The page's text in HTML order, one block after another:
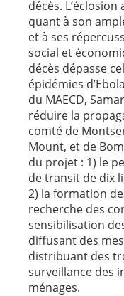
décès.
quant à son
et à ses
social et
décès dépasse
épidémies
du MAECD,
réduire la
comté de
Mount, et de
du projet : 1) le
de transit de dix
2) la formation
recherche des
sensibilisation
diffusant des
distribuant des
surveillance des
ménages.